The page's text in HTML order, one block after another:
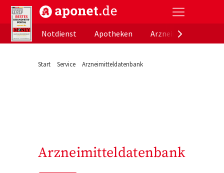
aponet.de - Das offizielle Gesundheitsportal der
Notdienst
Apotheken
Start Service Arzneimitteldatenbank
Arzneimitteldatenbank